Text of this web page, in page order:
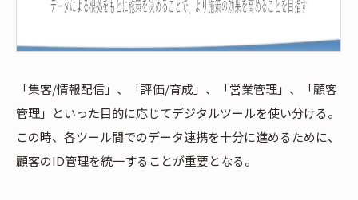
「集客/情報配信」、「評価/育成」、「営業管理」、「顧客
管理」といった目的に応じてデジタルツールを使い分ける。
この時、各ツール間でのデータ連携を十分に進めるために、
顧客のID管理を統一することが重要となる。